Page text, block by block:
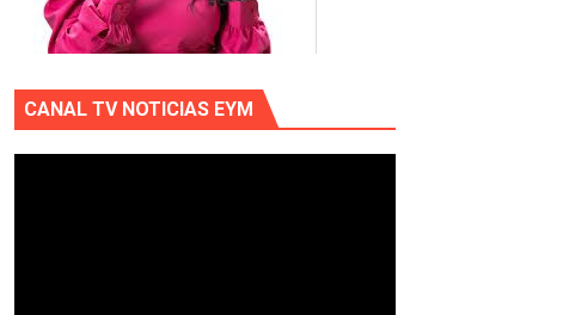
CANAL TV NOTICIAS EYM